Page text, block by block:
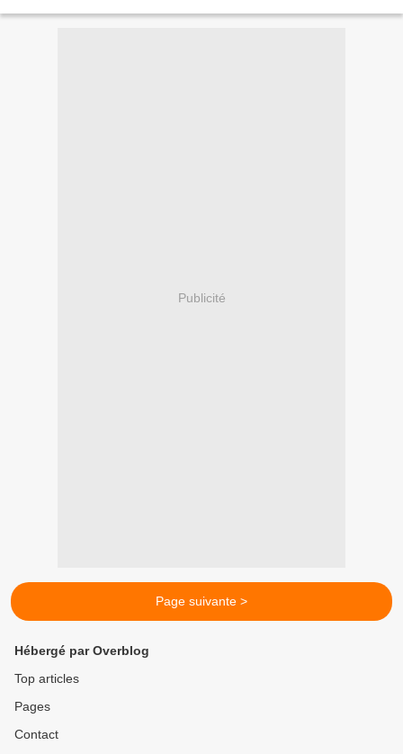
Publicité
Page suivante >
Hébergé par Overblog
Top articles
Pages
Contact